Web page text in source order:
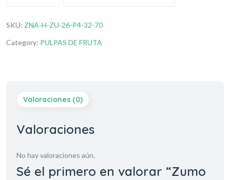
SKU: ZNA-H-ZU-26-P4-32-70
Category: PULPAS DE FRUTA
Valoraciones (0)
Valoraciones
No hay valoraciones aún.
Sé el primero en valorar “Zumo